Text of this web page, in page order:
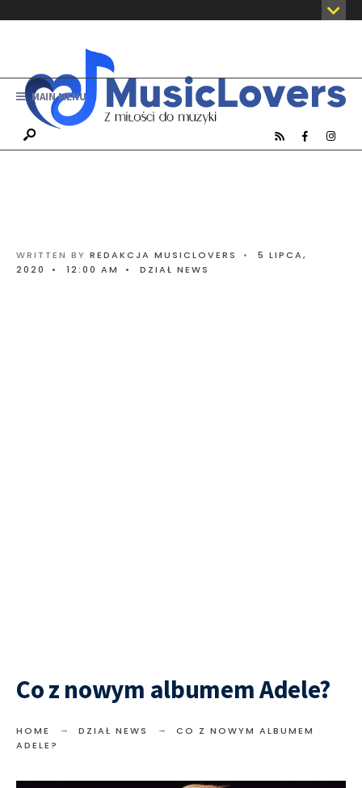
MAIN MENU
WRITTEN BY REDAKCJA MUSICLOVERS •
5 LIPCA,
2020
• 12:00 AM • DZIAŁ NEWS
Co z nowym albumem Adele?
HOME DZIAŁ NEWS
CO Z NOWYM ALBUMEM
ADELE?